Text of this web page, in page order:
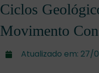
Ciclos
Movimento
Atualizado em: 27/